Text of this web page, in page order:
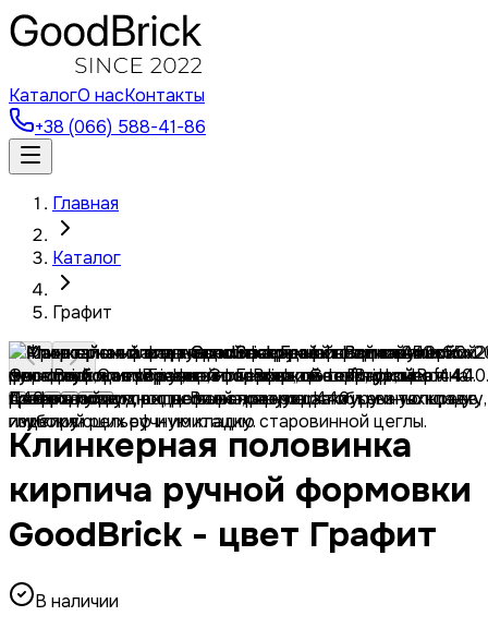
КаталогО насКонтакты
+38 (066) 588-41-86
Главная
Каталог
Графит
Клинкерная половинка
кирпича ручной формовки
GoodBrick - цвет Графит
В наличии